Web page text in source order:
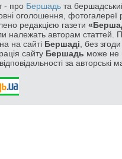
- про Бершадь та
оголошення, фотогалереї
редакцією газети
належать авторам статтей.
на сайті Бершаді , без
сайту Бершадь може не
за авторські